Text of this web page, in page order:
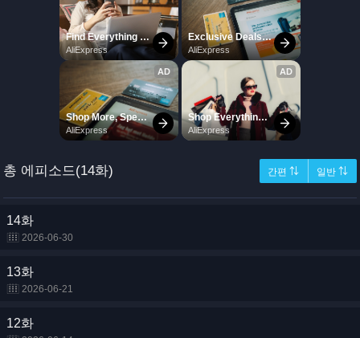
총 에피소드(14화) 간편 ⇅ 일반 ⇅
14화
2026-06-30
13화
2026-06-21
12화